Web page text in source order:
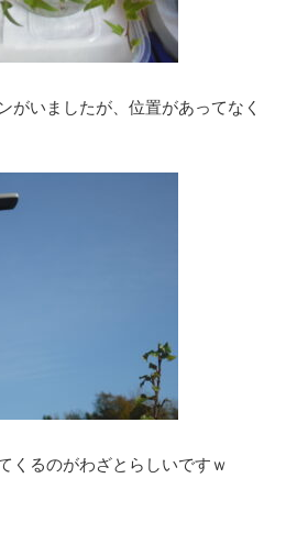
がいましたが、位置があってなく
くるのがわざとらしいですｗ